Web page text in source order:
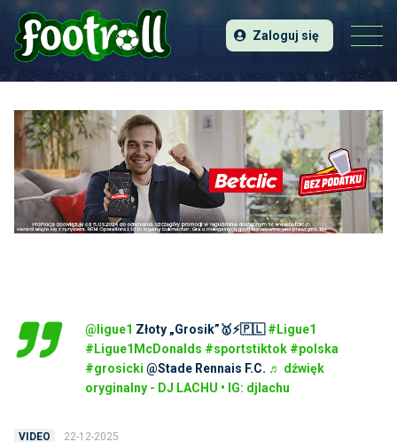
Zaloguj się
@ligue1 Złoty „Grosik”🥇⚡️🇵🇱#Ligue1
#Ligue1McDonalds #sportstiktok #polska
#grosicki @Stade Rennais F.C. ♬ dźwięk
oryginalny - DJ LACHU • IG: djlachu
VIDEO 22-12-2025